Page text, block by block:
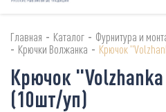
Главная - Каталог - Фурнитура и
- Крючки Волжанка - Крючок
Крючок
(10шт/уп)